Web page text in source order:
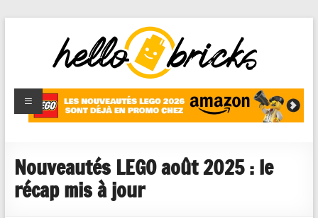
HelloBricks
Blog LEGO,
nouveaut�s
reviews
Nouveautés LEGO août 2025 : le
récap mis à jour